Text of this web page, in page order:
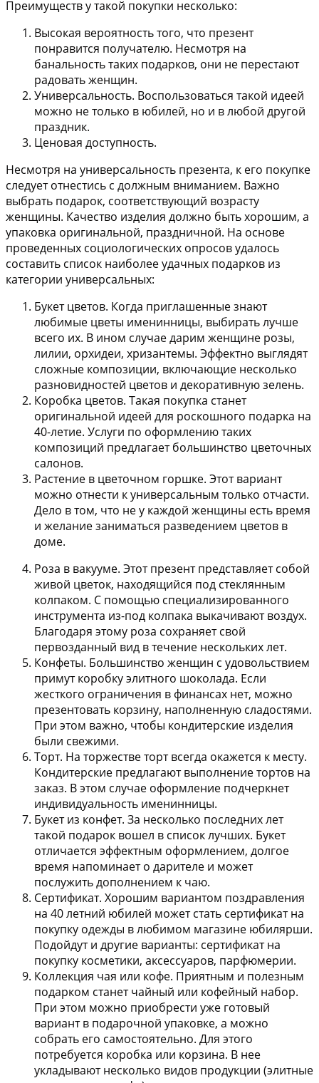
Преимуществ у такой покупки несколько:
Высокая вероятность того, что презент
понравится получателю. Несмотря на
банальность таких подарков, они не перестают
радовать женщин.
Универсальность. Воспользоваться такой идеей
можно не только в юбилей, но и в любой другой
праздник.
Ценовая доступность.
Несмотря на универсальность презента, к его покупке
следует отнестись с должным вниманием. Важно
выбрать подарок, соответствующий возрасту
женщины. Качество изделия должно быть хорошим, а
упаковка оригинальной, праздничной. На основе
проведенных социологических опросов удалось
составить список наиболее удачных подарков из
категории универсальных:
Букет цветов. Когда приглашенные знают
любимые цветы именинницы, выбирать лучше
всего их. В ином случае дарим женщине розы,
лилии, орхидеи, хризантемы. Эффектно выглядят
сложные композиции, включающие несколько
разновидностей цветов и декоративную зелень.
Коробка цветов. Такая покупка станет
оригинальной идеей для роскошного подарка на
40-летие. Услуги по оформлению таких
композиций предлагает большинство цветочных
салонов.
Растение в цветочном горшке. Этот вариант
можно отнести к универсальным только отчасти.
Дело в том, что не у каждой женщины есть время
и желание заниматься разведением цветов в
доме.
Роза в вакууме. Этот презент представляет собой
живой цветок, находящийся под стеклянным
колпаком. С помощью специализированного
инструмента из-под колпака выкачивают воздух.
Благодаря этому роза сохраняет свой
первозданный вид в течение нескольких лет.
Конфеты. Большинство женщин с удовольствием
примут коробку элитного шоколада. Если
жесткого ограничения в финансах нет, можно
презентовать корзину, наполненную сладостями.
При этом важно, чтобы кондитерские изделия
были свежими.
Торт. На торжестве торт всегда окажется к месту.
Кондитерские предлагают выполнение тортов на
заказ. В этом случае оформление подчеркнет
индивидуальность именинницы.
Букет из конфет. За несколько последних лет
такой подарок вошел в список лучших. Букет
отличается эффектным оформлением, долгое
время напоминает о дарителе и может
послужить дополнением к чаю.
Сертификат. Хорошим вариантом поздравления
на 40 летний юбилей может стать сертификат на
покупку одежды в любимом магазине юбилярши.
Подойдут и другие варианты: сертификат на
покупку косметики, аксессуаров, парфюмерии.
Коллекция чая или кофе. Приятным и полезным
подарком станет чайный или кофейный набор.
При этом можно приобрести уже готовый
вариант в подарочной упаковке, а можно
собрать его самостоятельно. Для этого
потребуется коробка или корзина. В нее
укладывают несколько видов продукции (элитные